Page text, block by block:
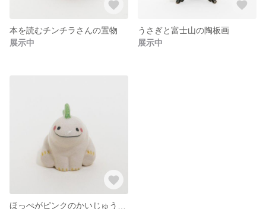
本を読むチンチラさんの置物
展示中
うさぎと富士山の陶板画
展示中